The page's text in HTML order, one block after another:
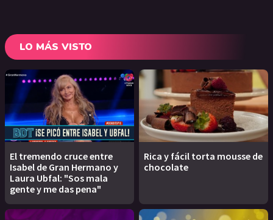
LO MÁS VISTO
El tremendo cruce entre
Isabel de Gran Hermano y
Laura Ubfal: "Sos mala
gente y me das pena"
Rica y fácil torta mousse de
chocolate